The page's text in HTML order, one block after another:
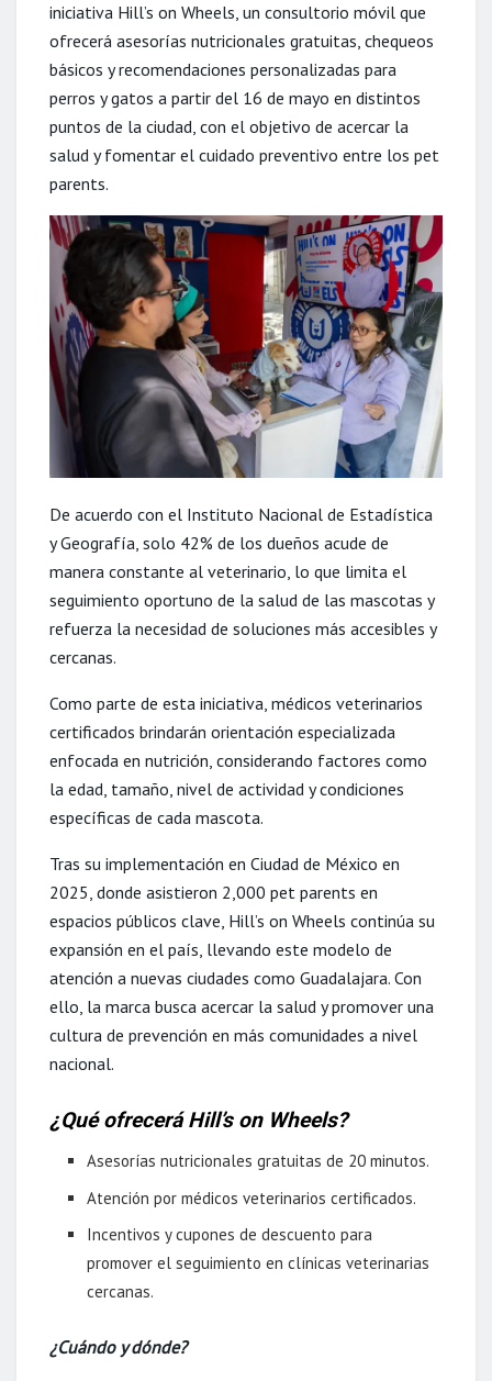
iniciativa Hill’s on Wheels, un consultorio móvil que
ofrecerá asesorías nutricionales gratuitas, chequeos
básicos y recomendaciones personalizadas para
perros y gatos a partir del 16 de mayo en distintos
puntos de la ciudad, con el objetivo de acercar la
salud y fomentar el cuidado preventivo entre los pet
parents.
De acuerdo con el Instituto Nacional de Estadística
y Geografía, solo 42% de los dueños acude de
manera constante al veterinario, lo que limita el
seguimiento oportuno de la salud de las mascotas y
refuerza la necesidad de soluciones más accesibles y
cercanas.
Como parte de esta iniciativa, médicos veterinarios
certificados brindarán orientación especializada
enfocada en nutrición, considerando factores como
la edad, tamaño, nivel de actividad y condiciones
específicas de cada mascota.
Tras su implementación en Ciudad de México en
2025, donde asistieron 2,000 pet parents en
espacios públicos clave, Hill’s on Wheels continúa su
expansión en el país, llevando este modelo de
atención a nuevas ciudades como Guadalajara. Con
ello, la marca busca acercar la salud y promover una
cultura de prevención en más comunidades a nivel
nacional.
¿Qué ofrecerá Hill’s on Wheels?
Asesorías nutricionales gratuitas de 20 minutos.
Atención por médicos veterinarios certificados.
Incentivos y cupones de descuento para
promover el seguimiento en clínicas veterinarias
cercanas.
¿Cuándo y dónde?